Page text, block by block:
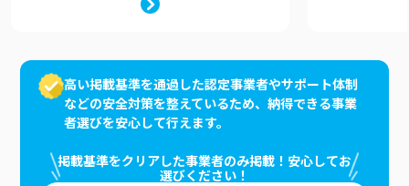
高い掲載基準を通過した認定事業者やサポート体制
などの安全対策を整えているため、納得できる事業
者選びを安心して行えます。
掲載基準をクリアした事業者のみ掲載！安心してお
選びください！